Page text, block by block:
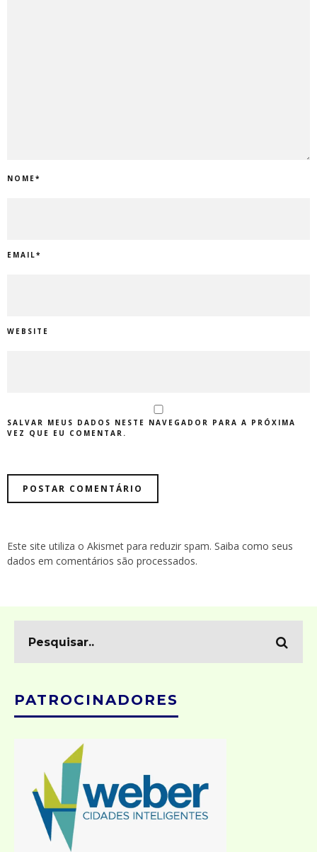
NOME*
EMAIL*
WEBSITE
SALVAR MEUS DADOS NESTE NAVEGADOR PARA A PRÓXIMA
VEZ QUE EU COMENTAR.
Este site utiliza o Akismet para reduzir spam. Saiba como seus
dados em comentários são processados.
PATROCINADORES